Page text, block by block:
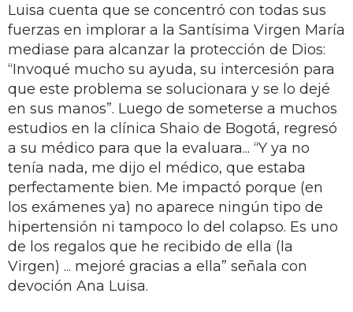
Luisa cuenta que se concentró con todas sus
fuerzas en implorar a la Santísima Virgen María
mediase para alcanzar la protección de Dios:
“Invoqué mucho su ayuda, su intercesión para
que este problema se solucionara y se lo dejé
en sus manos”. Luego de someterse a muchos
estudios en la clínica Shaio de Bogotá, regresó
a su médico para que la evaluara... “Y ya no
tenía nada, me dijo el médico, que estaba
perfectamente bien. Me impactó porque (en
los exámenes ya) no aparece ningún tipo de
hipertensión ni tampoco lo del colapso. Es uno
de los regalos que he recibido de ella (la
Virgen) ... mejoré gracias a ella” señala con
devoción Ana Luisa.